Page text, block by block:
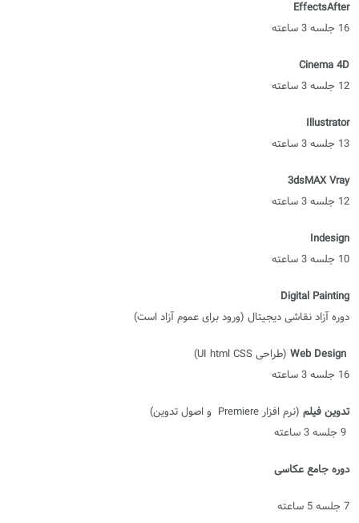
After
Effects
16 جلسه 3 ساعته
Cinema 4D
12 جلسه 3 ساعته
Illustrator
13 جلسه 3 ساعته
3dsMAX Vray
12 جلسه 3 ساعته
Indesign
10 جلسه 3 ساعته
Digital Painting
دوره آزاد نقاشی دیجیتال (ورود برای عموم آزاد است)
Web Design (طراحیUI html CSS
)
16 جلسه 3 ساعته
تدوین فیلم (نرم افزارPremiere و اصول تدوین)
دوره جامع عکاسی
7 جلسه 5 ساعته